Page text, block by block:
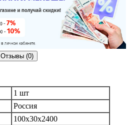
Отзывы (0)
1 шт
Россия
100х30х2400